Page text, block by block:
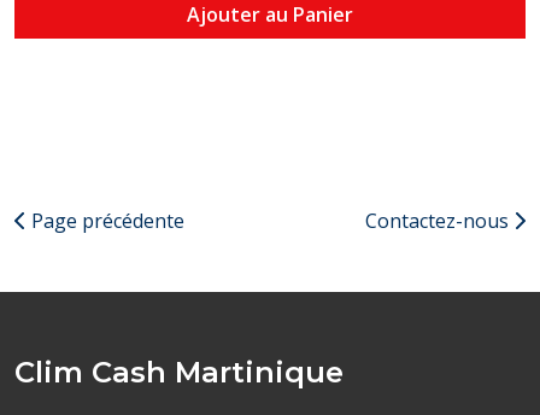
Ajouter au Panier
Page précédente Contactez-nous
Clim Cash Martinique